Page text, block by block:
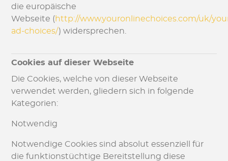
die europäische
Webseite (http://www.youronlinechoices.com/uk/
ad-choices/) widersprechen.
Cookies auf dieser Webseite
Die Cookies, welche von dieser Webseite
verwendet werden, gliedern sich in folgende
Kategorien:
Notwendig
Notwendige Cookies sind absolut essenziell für
die funktionstüchtige Bereitstellung diese